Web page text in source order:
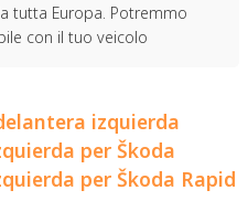
tutta Europa. Potremmo
con il tuo veicolo
izquierda
per Škoda
per Škoda Rapid